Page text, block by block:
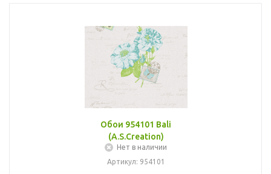
Обои 954101 Bali
(A.S.Creation)
Нет в наличии
Артикул: 954101